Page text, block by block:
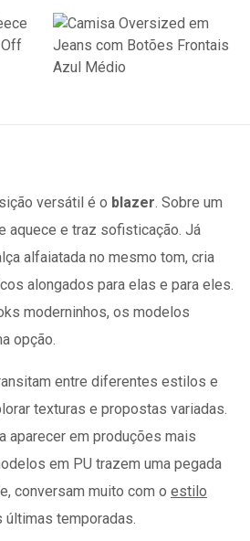
versátil é o blazer. Sobre um
aquece e traz sofisticação. Já
alfaiatada no mesmo tom, cria
alongados para elas e para eles.
moderninhos, os modelos
opção.
entre diferentes estilos e
texturas e propostas variadas.
aparecer em produções mais
em PU trazem uma pegada
conversam muito com o estilo
últimas temporadas.